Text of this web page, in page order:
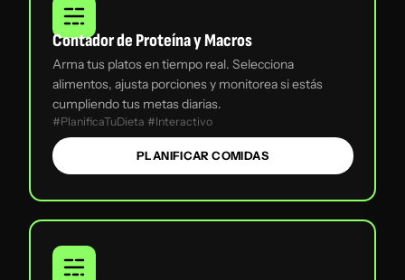
Contador de Proteína y Macros
Arma tus platos en tiempo real. Selecciona
alimentos, ajusta porciones y monitorea si estás
cumpliendo tus metas diarias.
#PlanificaTuDieta #Interactivo
PLANIFICAR COMIDAS